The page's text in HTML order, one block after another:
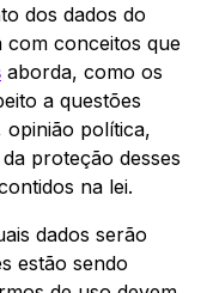
dos dados do
com conceitos que
aborda, como os
a questões
opinião política,
proteção desses
na lei.
dados serão
estão sendo